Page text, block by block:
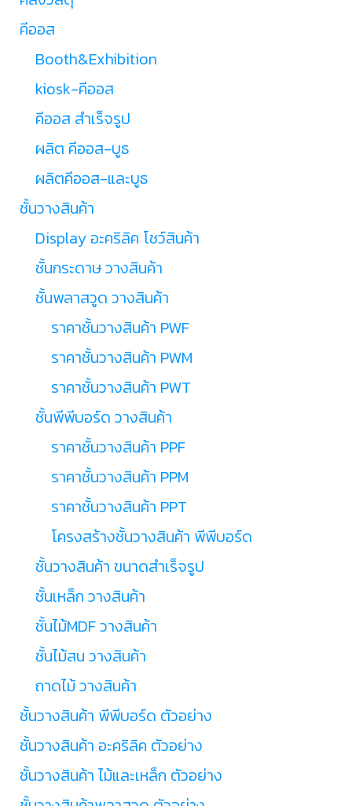
คีออส
Booth&Exhibition
kiosk-คีออส
คีออส สำเร็จรูป
ผลิต คีออส-บูธ
ผลิตคีออส-และบูธ
ชั้นวางสินค้า
Display อะคริลิค โชว์สินค้า
ชั้นกระดาษ วางสินค้า
ชั้นพลาสวูด วางสินค้า
ราคาชั้นวางสินค้า PWF
ราคาชั้นวางสินค้า PWM
ราคาชั้นวางสินค้า PWT
ชั้นพีพีบอร์ด วางสินค้า
ราคาชั้นวางสินค้า PPF
ราคาชั้นวางสินค้า PPM
ราคาชั้นวางสินค้า PPT
โครงสร้างชั้นวางสินค้า พีพีบอร์ด
ชั้นวางสินค้า ขนาดสำเร็จรูป
ชั้นเหล็ก วางสินค้า
ชั้นไม้MDF วางสินค้า
ชั้นไม้สน วางสินค้า
ถาดไม้ วางสินค้า
ชั้นวางสินค้า พีพีบอร์ด ตัวอย่าง
ชั้นวางสินค้า อะคริลิค ตัวอย่าง
ชั้นวางสินค้า ไม้และเหล็ก ตัวอย่าง